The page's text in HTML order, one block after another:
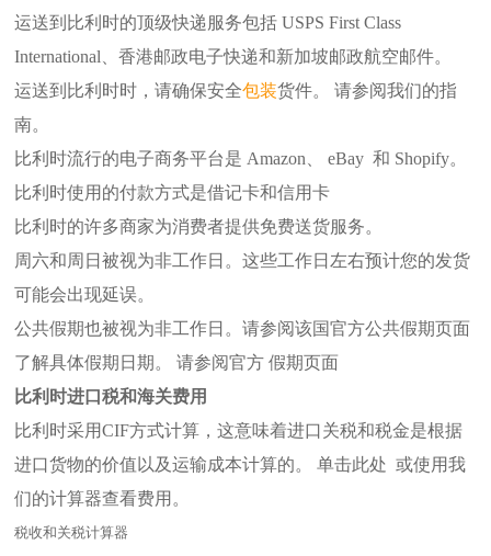
运送到比利时的顶级快递服务包括 USPS First Class
International、香港邮政电子快递和新加坡邮政航空邮件。
运送到比利时时，请确保安全包装货件。 请参阅我们的指
南。
比利时流行的电子商务平台是 Amazon、 eBay 和 Shopify。
比利时使用的付款方式是借记卡和信用卡
比利时的许多商家为消费者提供免费送货服务。
周六和周日被视为非工作日。这些工作日左右预计您的发货
可能会出现延误。
公共假期也被视为非工作日。请参阅该国官方公共假期页面
了解具体假期日期。 请参阅官方 假期页面
比利时进口税和海关费用
比利时采用CIF方式计算，这意味着进口关税和税金是根据
进口货物的价值以及运输成本计算的。 单击此处 或使用我
们的计算器查看费用。
税收和关税计算器